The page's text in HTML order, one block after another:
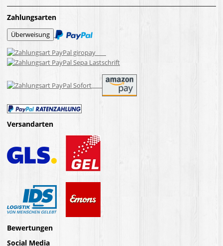
Zahlungsarten
Versandarten
Bewertungen
Social Media